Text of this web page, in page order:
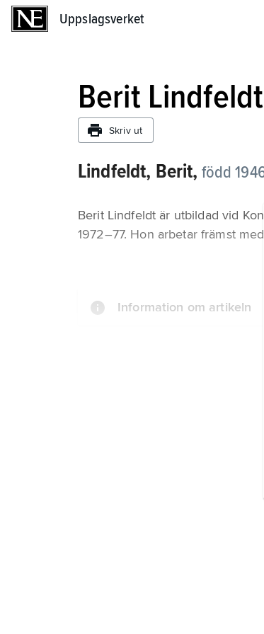
Uppslagsverket
Berit Lindfeldt
Skriv ut
Lindfeldt, Berit, född
Berit Lindfeldt är utbildad vid
1972–77. Hon arbetar främst
Information om artikeln